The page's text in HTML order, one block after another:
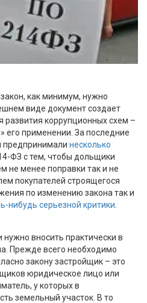
как минимум, нужно
виде документ создает
коррупционных схем –
его применении. За последние
предпринимали несколько
ФЗ с тем, чтобы дольщики
не менее поправки так и не
покупателей строящегося
по изменению закона так и
нибудь серьезной критики
вносить практически в
Прежде всего необходимо
закону застройщик – это
юридическое лицо или
у которых в
земельный участок. В то